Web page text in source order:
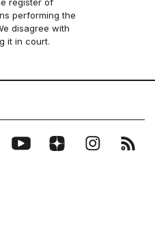
register of
performing the
disagree with
it in court.